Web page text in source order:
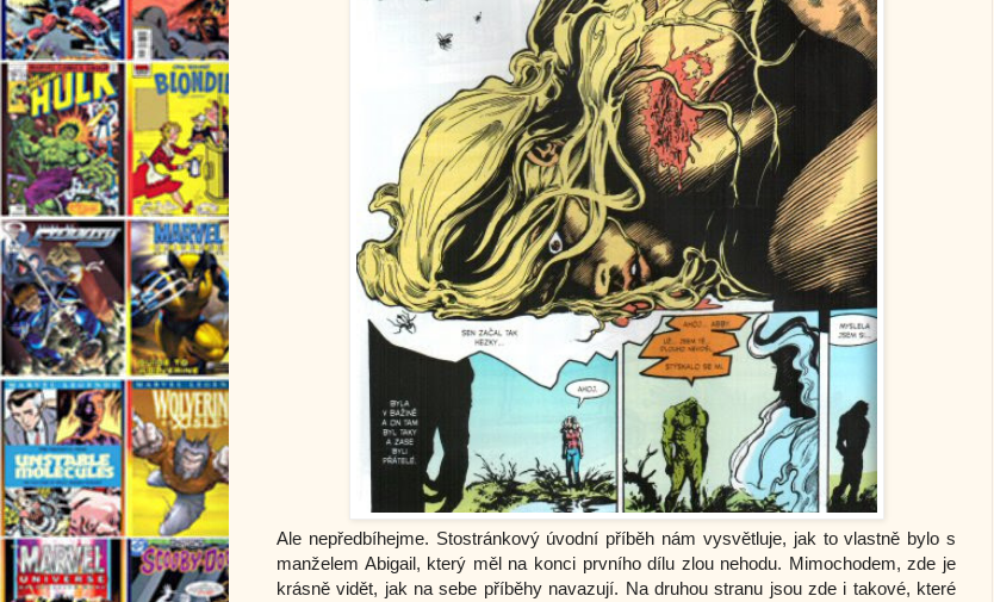
Ale nepředbíhejme. Stostránkový úvodní příběh nám vysvětluje, jak to vlastně bylo s
manželem Abigail, který měl na konci prvního dílu zlou nehodu. Mimochodem, zde je
krásně vidět, jak na sebe příběhy navazují. Na druhou stranu jsou zde i takové, které